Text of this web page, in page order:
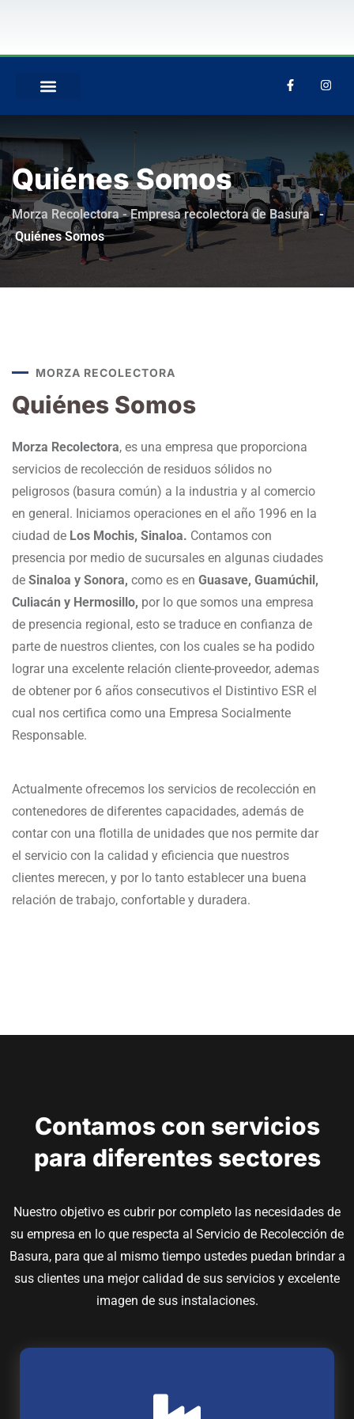
Quiénes Somos
Morza Recolectora - Empresa recolectora de Basura -
Quiénes Somos
MORZA RECOLECTORA
Quiénes Somos
Morza Recolectora, es una empresa que proporciona
servicios de recolección de residuos sólidos no
peligrosos (basura común) a la industria y al comercio
en general. Iniciamos operaciones en el año 1996 en la
ciudad de Los Mochis, Sinaloa. Contamos con
presencia por medio de sucursales en algunas ciudades
de Sinaloa y Sonora, como es en Guasave, Guamúchil,
Culiacán y Hermosillo, por lo que somos una empresa
de presencia regional, esto se traduce en confianza de
parte de nuestros clientes, con los cuales se ha podido
lograr una excelente relación cliente-proveedor, ademas
de obtener por 6 años consecutivos el Distintivo ESR el
cual nos certifica como una Empresa Socialmente
Responsable.
Actualmente ofrecemos los servicios de recolección en
contenedores de diferentes capacidades, además de
contar con una flotilla de unidades que nos permite dar
el servicio con la calidad y eficiencia que nuestros
clientes merecen, y por lo tanto establecer una buena
relación de trabajo, confortable y duradera.
Contamos con servicios
para diferentes sectores
Nuestro objetivo es cubrir por completo las necesidades de
su empresa en lo que respecta al Servicio de Recolección de
Basura, para que al mismo tiempo ustedes puedan brindar a
sus clientes una mejor calidad de sus servicios y excelente
imagen de sus instalaciones.